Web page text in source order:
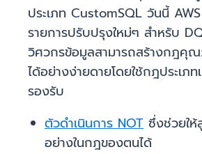
ประเภท CustomSQL วันนี้
รายการปรับปรุงใหม่ๆ สำหรับ
วิศวกรข้อมูลสามารถสร้างกฎคุ
ได้อย่างง่ายดายโดยใช้กฎประเ
รองรับ
ตัวดำเนินการ NOT ซึ่งช่วยใ
อย่างในกฎของตนได้